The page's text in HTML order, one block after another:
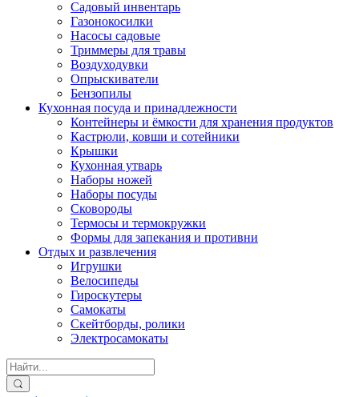
Садовый инвентарь
Газонокосилки
Насосы садовые
Триммеры для травы
Воздуходувки
Опрыскиватели
Бензопилы
Кухонная посуда и принадлежности
Контейнеры и ёмкости для хранения продуктов
Кастрюли, ковши и сотейники
Крышки
Кухонная утварь
Наборы ножей
Наборы посуды
Сковороды
Термосы и термокружки
Формы для запекания и противни
Отдых и развлечения
Игрушки
Велосипеды
Гироскутеры
Самокаты
Скейтборды, ролики
Электросамокаты
Search
for: